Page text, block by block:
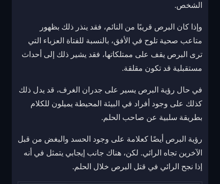
الشخص.
وإذا كان البرص قريبًا من النائم، فقد ينذر ذلك بظهور
متاعب صحية تلوح في الأفق، بالنسبة للفتاة العزباء التي
ترى البرص يقف على ممتلكاتها، فقد يشير ذلك إلى أحداث
مستقبلية قد تكون مقلقة.
في حال رؤية البرص يسير على جدران الغرف، قد يدل ذلك
كذلك على وجود أفراد في البيئة المحيطة يميلون للكلام
بطريقة سلبية عن صاحب الحلم.
رؤية البرص أيضًا كعلامة على وجود الحسد والبغض من قبل
الآخرين تجاه الرائي. لكن، هناك جانب إيجابي يتمثل في أنه
إذا نجح الرائي في قتل البرص خلال الحلم.